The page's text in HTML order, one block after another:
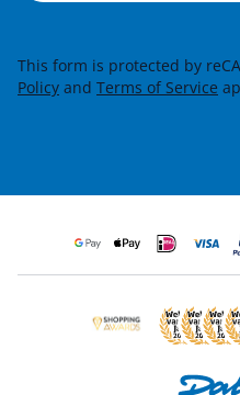
This form is protected by
Policy and Terms of Service